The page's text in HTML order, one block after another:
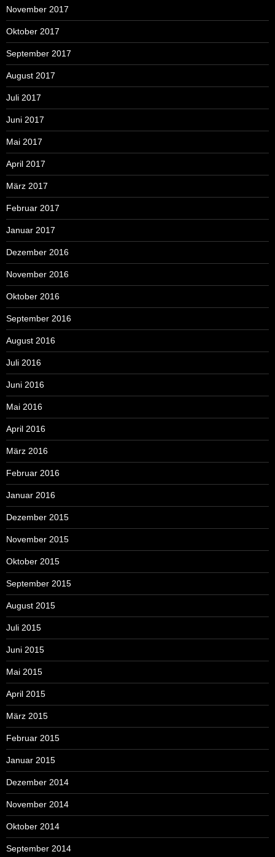
November 2017
Oktober 2017
September 2017
August 2017
Juli 2017
Juni 2017
Mai 2017
April 2017
März 2017
Februar 2017
Januar 2017
Dezember 2016
November 2016
Oktober 2016
September 2016
August 2016
Juli 2016
Juni 2016
Mai 2016
April 2016
März 2016
Februar 2016
Januar 2016
Dezember 2015
November 2015
Oktober 2015
September 2015
August 2015
Juli 2015
Juni 2015
Mai 2015
April 2015
März 2015
Februar 2015
Januar 2015
Dezember 2014
November 2014
Oktober 2014
September 2014